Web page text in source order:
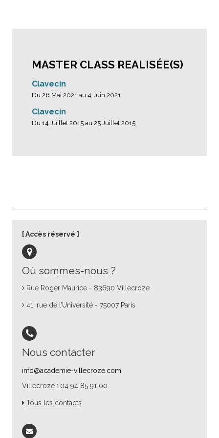
MASTER CLASS REALISÉE(S)
Clavecin
Du 26 Mai 2021 au 4 Juin 2021
Clavecin
Du 14 Juillet 2015 au 25 Juillet 2015
Où sommes-nous ?
Rue Roger Maurice - 83690 Villecroze
41, rue de l’Université - 75007 Paris
Nous contacter
info@academie-villecroze.com
Villecroze : 04 94 85 91 00
Tous les contacts
Accès réservé